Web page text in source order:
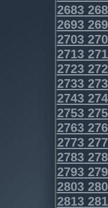
2683
2693
2703
2713
2723
2733
2743
2753
2763
2773
2783
2793
2803
2813